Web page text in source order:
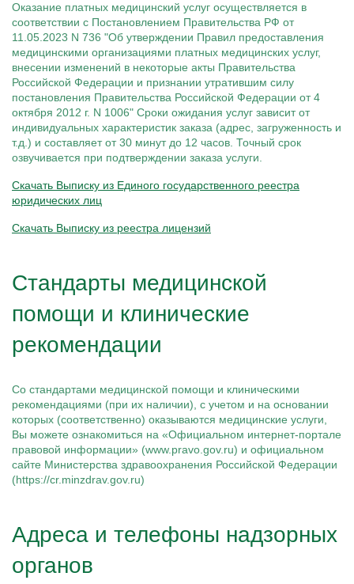
Капельницы Омепразола
Капельницы от панкреатита
Капельницы Панангина
Капельницы Пентоксифиллина
Капельницы Пирацетама
Капельницы Рибоксина
Капельница Реамберина
Капельница Ремаксола
Капельница Цитофлавина
Капельница Гептрала
Капельница Дексаметазона
Капельница железа
Капельница натрия
Капельница с магнием
Капельница Метрогил
Капельница Берлитион
Капельница Глиатилина
Капельница с янтарной кислотой
Капельница Кавинтон
Капельницы «Лаеннек»
Капельница Мексидол
Капельница Глутатион
Капельница Стерофундин изотонический
Капельница Церебролизин
Капельница Мильгамма
Капельница Цефтриаксон
Капельница Ципрофлоксацин
Капельница Рингер
Капельницы при остеопорозе
Капельницы при остеохондрозе
Капельницы при отравлении
Капельница «Антистресс»
Капельница «Комплекс УльтраФеррум»
Капельница «Энергия»
Диагностика компьютерной зависимости
Диагностика созависимости
Диагностика психических расстройств
Диагностика расстройств личности
Кодирование двойной блок
Кодирование вивитрол
Кодирование торпедо
Кодирование Довженко
Кодирование уколом
Кодирование лазером
Лечение алкоголизма
Лечение женского алкоголизма
Лечение мужского алкоголизма
Лечение хронического алкоголизма
Вшивание от алкоголизма
Кодирование Алгоминал
Колме от алкоголизма
Кодирование Эспераль
Вакансии
Юридическая информация
Записаться
Капельница на дому
Адрес
ул. Мира, 7
Время работы
Поддержка 24/7
7 (800) 707-93-05
Оказание платных медицинский услуг осуществляется в
соответствии с Постановлением Правительства РФ от
11.05.2023 N 736 "Об утверждении Правил предоставления
медицинскими организациями платных медицинских услуг,
внесении изменений в некоторые акты Правительства
Российской Федерации и признании утратившим силу
постановления Правительства Российской Федерации от 4
октября 2012 г. N 1006" Сроки ожидания услуг зависит от
индивидуальных характеристик заказа (адрес, загруженность и
т.д.) и составляет от 30 минут до 12 часов. Точный срок
озвучивается при подтверждении заказа услуги.
Скачать Выписку из Единого государственного реестра
юридических лиц
Скачать Выписку из реестра лицензий
Стандарты медицинской
помощи и клинические
рекомендации
Со стандартами медицинской помощи и клиническими
рекомендациями (при их наличии), с учетом и на основании
которых (соответственно) оказываются медицинские услуги,
Вы можете ознакомиться на «Официальном интернет-портале
правовой информации» (www.pravo.gov.ru) и официальном
сайте Министерства здравоохранения Российской Федерации
(https://cr.minzdrav.gov.ru)
Адреса и телефоны надзорных
органов